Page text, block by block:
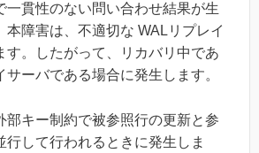
一貫性のない問い合わせ結果が生
本障害は、不適切な WALリプレイ
す。したがって、リカバリ中であ
サーバである場合に発生します。
部キー制約で被参照行の更新と参
行して行われるときに発生しま